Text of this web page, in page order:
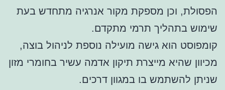
הפסולת, וכן מספקת מקור אנרגיה מתחדש בעת
שימוש בתהליך תרמי מתקדם.
קומפוסט הוא גישה מועילה נוספת לניהול בוצה,
מכיוון שהיא מייצרת תיקון אדמה עשיר בחומרי מזון
שניתן להשתמש בו במגוון דרכים.